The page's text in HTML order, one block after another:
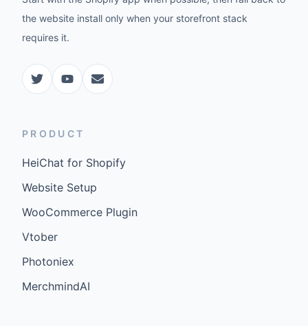
the website install only when your storefront stack
requires it.
PRODUCT
HeiChat for Shopify
Website Setup
WooCommerce Plugin
Vtober
Photoniex
MerchmindAI